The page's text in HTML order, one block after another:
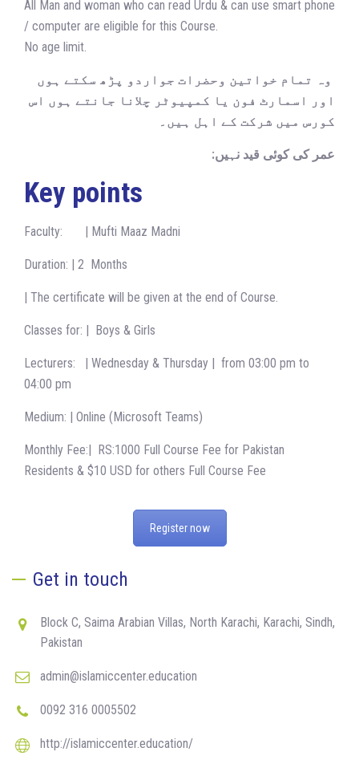
All Man and woman who can read Urdu & can use smart phone
/ computer are eligible for this Course.
No age limit.
وہ تمام خواتین وحضرات جواردو پڑھ سکتے ہوں
اور اسمارٹ فون یا کمپیوٹر چلانا جانتے ہوں اس
کورس میں شرکت کے اہل ہیں۔
عمر کی کوئی قید نہیں:
Key points
Faculty: | Mufti Maaz Madni
Duration: | 2 Months
| The certificate will be given at the end of Course.
Classes for: | Boys & Girls
Lecturers: | Wednesday & Thursday | from 03:00 pm to
04:00 pm
Medium: | Online (Microsoft Teams)
Monthly Fee:| RS:1000 Full Course Fee for Pakistan
Residents & $10 USD for others Full Course Fee
Register now
Get in touch
Block C, Saima Arabian Villas, North Karachi, Karachi, Sindh,
Pakistan
admin@islamiccenter.education
0092 316 0005502
http://islamiccenter.education/